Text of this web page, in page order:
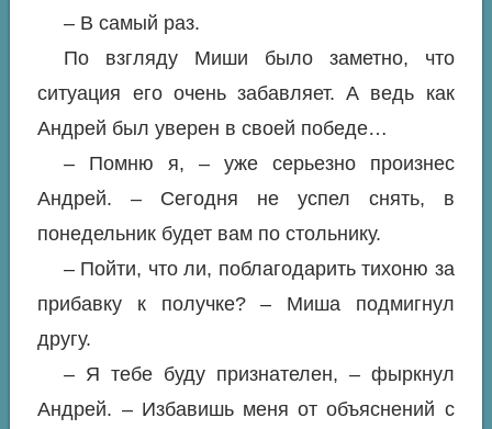
– В самый раз.
По взгляду Миши было заметно, что
ситуация его очень забавляет. А ведь как
Андрей был уверен в своей победе…
– Помню я, – уже серьезно произнес
Андрей. – Сегодня не успел снять, в
понедельник будет вам по стольнику.
– Пойти, что ли, поблагодарить тихоню за
прибавку к получке? – Миша подмигнул
другу.
– Я тебе буду признателен, – фыркнул
Андрей. – Избавишь меня от объяснений с